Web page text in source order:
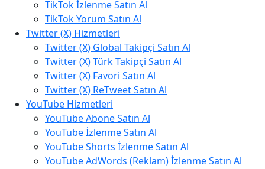
TikTok İzlenme Satın Al
TikTok Yorum Satın Al
Twitter (X) Hizmetleri
Twitter (X) Global Takipçi Satın Al
Twitter (X) Türk Takipçi Satın Al
Twitter (X) Favori Satın Al
Twitter (X) ReTweet Satın Al
YouTube Hizmetleri
YouTube Abone Satın Al
YouTube İzlenme Satın Al
YouTube Shorts İzlenme Satın Al
YouTube AdWords (Reklam) İzlenme Satın Al